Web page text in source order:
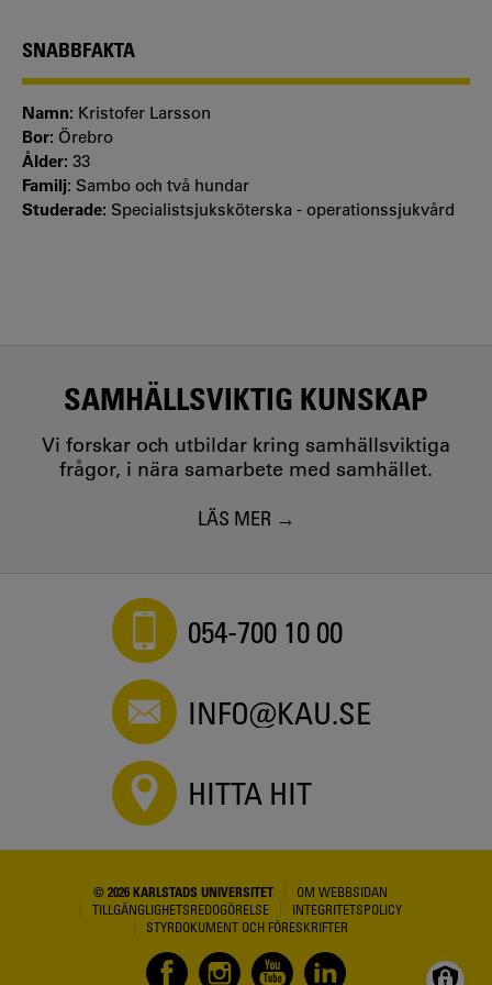
SNABBFAKTA
Namn: Kristofer Larsson
Bor: Örebro
Ålder: 33
Familj: Sambo och två hundar
Studerade: Specialistsjuksköterska - operationssjukvård
SAMHÄLLSVIKTIG KUNSKAP
Vi forskar och utbildar kring samhällsviktiga
frågor, i nära samarbete med samhället.
LÄS MER
054-700 10 00
INFO@KAU.SE
HITTA HIT
© 2026 KARLSTADS UNIVERSITET
OM WEBBSIDAN
TILLGÄNGLIGHETSREDOGÖRELSE
INTEGRITETSPOLICY
STYRDOKUMENT OCH FÖRESKRIFTER